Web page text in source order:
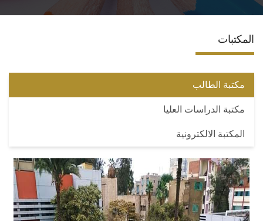
البرامج الأكاديمية
المكتبات
مكتبة الطالب
مكتبة الدراسات العليا
المكتبة الالكترونية